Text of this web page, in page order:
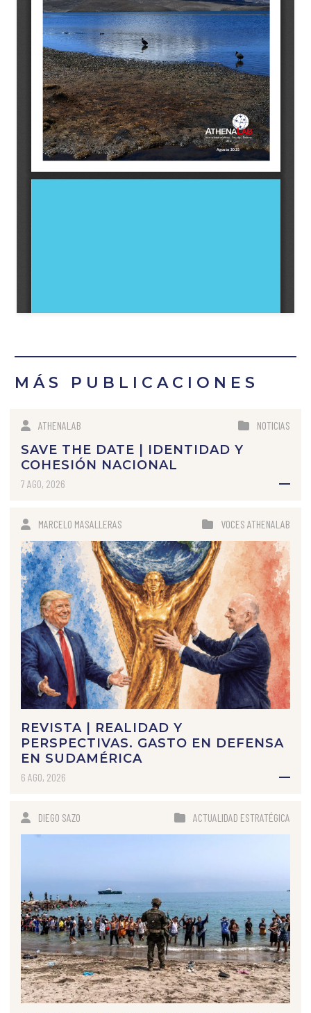
MÁS PUBLICACIONES
ATHENALAB NOTICIAS
SAVE THE DATE | IDENTIDAD Y
COHESIÓN NACIONAL
7 AGO, 2026
MARCELO MASALLERAS VOCES ATHENALAB
REVISTA | REALIDAD Y
PERSPECTIVAS. GASTO EN DEFENSA
EN SUDAMÉRICA
6 AGO, 2026
DIEGO SAZO ACTUALIDAD ESTRATÉGICA